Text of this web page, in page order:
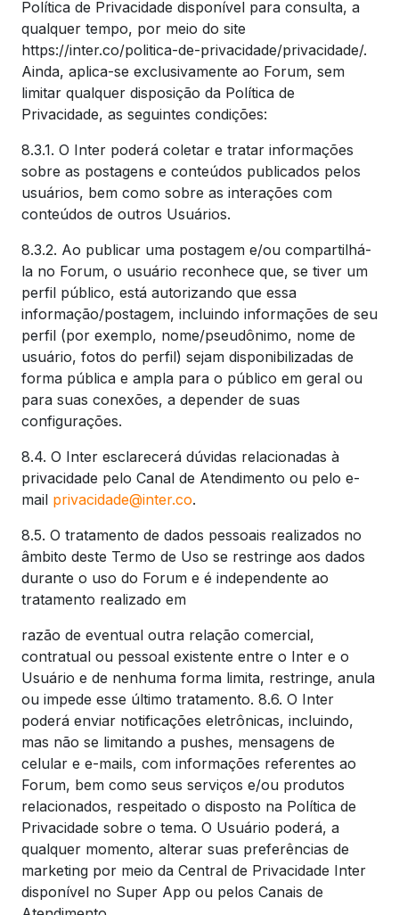
Política de Privacidade disponível para consulta, a
qualquer tempo, por meio do site
https://inter.co/politica-de-privacidade/privacidade/.
Ainda, aplica-se exclusivamente ao Forum, sem
limitar qualquer disposição da Política de
Privacidade, as seguintes condições:
8.3.1. O Inter poderá coletar e tratar informações
sobre as postagens e conteúdos publicados pelos
usuários, bem como sobre as interações com
conteúdos de outros Usuários.
8.3.2. Ao publicar uma postagem e/ou compartilhá-
la no Forum, o usuário reconhece que, se tiver um
perfil público, está autorizando que essa
informação/postagem, incluindo informações de seu
perfil (por exemplo, nome/pseudônimo, nome de
usuário, fotos do perfil) sejam disponibilizadas de
forma pública e ampla para o público em geral ou
para suas conexões, a depender de suas
configurações.
8.4. O Inter esclarecerá dúvidas relacionadas à
privacidade pelo Canal de Atendimento ou pelo e-
mail privacidade@inter.co.
8.5. O tratamento de dados pessoais realizados no
âmbito deste Termo de Uso se restringe aos dados
durante o uso do Forum e é independente ao
tratamento realizado em
razão de eventual outra relação comercial,
contratual ou pessoal existente entre o Inter e o
Usuário e de nenhuma forma limita, restringe, anula
ou impede esse último tratamento. 8.6. O Inter
poderá enviar notificações eletrônicas, incluindo,
mas não se limitando a pushes, mensagens de
celular e e-mails, com informações referentes ao
Forum, bem como seus serviços e/ou produtos
relacionados, respeitado o disposto na Política de
Privacidade sobre o tema. O Usuário poderá, a
qualquer momento, alterar suas preferências de
marketing por meio da Central de Privacidade Inter
disponível no Super App ou pelos Canais de